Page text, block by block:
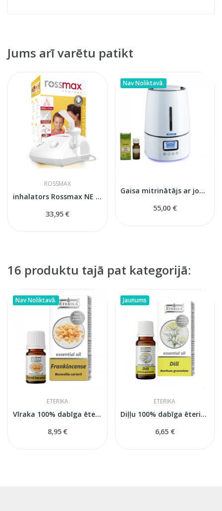
Jums arī varētu patikt
ROSSMAX
inhalators Rossmax NE 100
33,95 €
Nav Noliktavā.
Gaisa mitrinātājs ar jonizatora funkciju KROKUS
55,00 €
16 produktu tajā pat kategorijā:
Nav Noliktavā.
ETERIKA
Vīraka 100% dabīga ēteriskā eļļa (Boswellia...
8,95 €
Jaunums
ETERIKA
Diļļu 100% dabīga ēteriskā eļļa (Anethum...
6,65 €